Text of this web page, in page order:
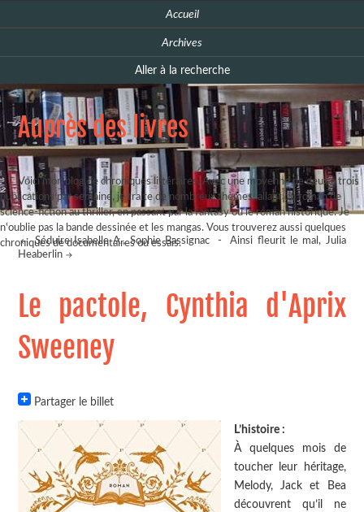
Accueil
Archives
Aller à la recherche
Auprès des livres
Voici mon blog de chroniques littéraires. Avec une moyenne de deux à trois
publications par semaine, je traite de nombreux thèmes, allant du roman de
science-fiction au thriller, en passant par la fantasy ou le roman historique. Je
n'oublie pas la bande dessinée et les mangas. Vous trouverez aussi quelques
chroniques de documentaires ou essais.
Séduire Isabelle A., Sophie Bassignac -
Ainsi fleurit le mal, Julia
Heaberlin
Le pactole, Cynthia d'Aprix
Sweeney
Partager le billet
L’histoire :
À quelques mois de
toucher leur héritage,
Melody, Jack et Bea
découvrent qu’il ne